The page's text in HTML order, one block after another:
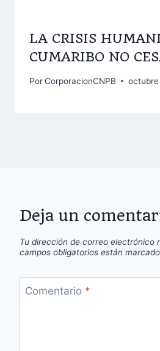
LA CRISIS
CUMARIBO NO
PorCorporacionCNPB octubre
Deja un
Tu dirección de correo electrónico
campos obligatorios están
Comentario *